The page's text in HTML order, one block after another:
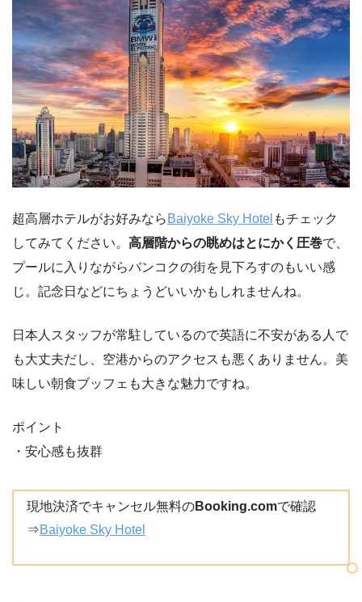
超高層ホテルがお好みなら Baiyoke Sky Hotel もチェック
してみてください。 高層階からの眺めはとにかく圧巻で、
プールに入りながらバンコクの街を見下ろすのもいい感
じ。記念日などにちょうどいいかもしれませんね。
日本人スタッフが常駐しているので英語に不安がある人で
も大丈夫だし、空港からのアクセスも悪くありません。美
味しい朝食ブッフェも大きな魅力ですね。
ポイント
・安心感も抜群
現地決済でキャンセル無料のBooking.comで確認
⇒Baiyoke Sky Hotel